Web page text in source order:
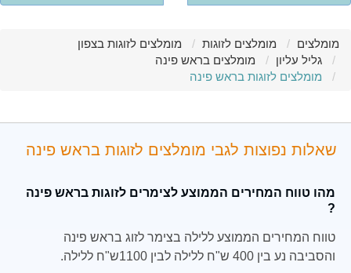
מומלצים מומלצים לזוגות
מומלצים לזוגות בצפון
גליל עליון
מומלצים בראש פינה
מומלצים לזוגות בראש פינה
שאלות נפוצות לגבי מומלצים לזוגות בראש פינה
מהו טווח המחירים הממוצע לצימרים לזוגות בראש פינה
?
טווח המחירים הממוצע ללילה בצימר לזוג בראש פינה
והסביבה נע בין 400 ש"ח ללילה לבין 1100ש"ח ללילה.